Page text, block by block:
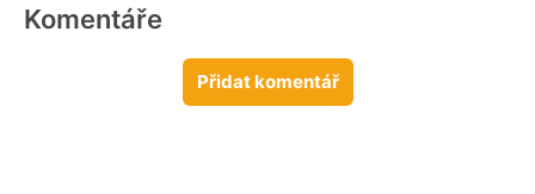
Komentáře
Přidat komentář